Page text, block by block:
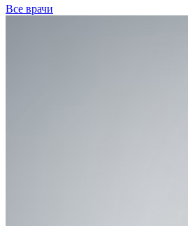
Все врачи